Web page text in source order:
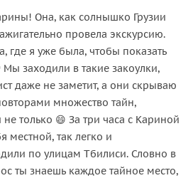
Она, как солнышко Грузии
провела экскурсию.
где я уже была, чтобы показать
заходили в такие закоулки,
даже не заметит, а они скрываю
множество тайн,
только 😄 За три часа с Кариной
местной, так легко и
по улицам Тбилиси. Словно в
ты знаешь каждое тайное место,